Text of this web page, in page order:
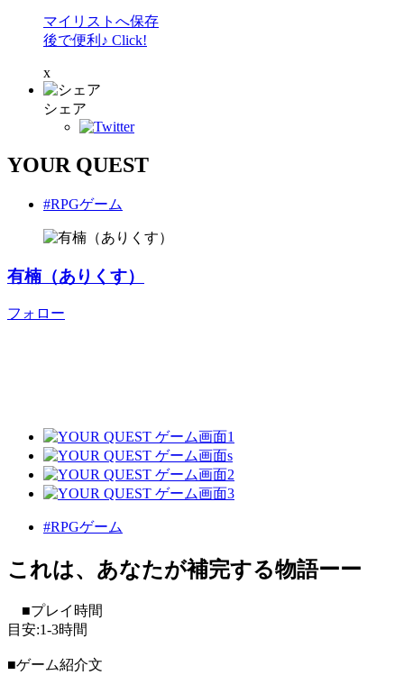
マイリストへ保存
後で便利♪ Click!
x
シェア
YOUR QUEST
#RPGゲーム
有楠（ありくす）
フォロー
#RPGゲーム
これは、あなたが補完する物語ーー
■プレイ時間
目安:1-3時間
■ゲーム紹介文